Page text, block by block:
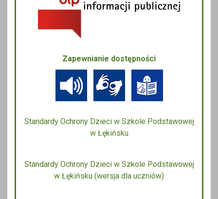
Zapewnianie dostępności
Standardy Ochrony Dzieci w Szkole Podstawowej
w Łękińsku
Standardy Ochrony Dzieci w Szkole Podstawowej
w Łękińsku (wersja dla uczniów)